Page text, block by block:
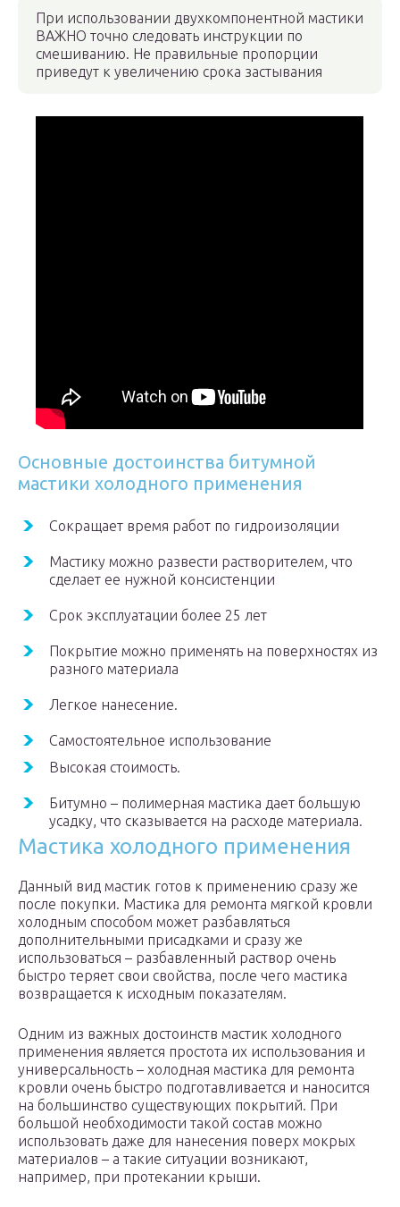
При использовании двухкомпонентной мастики
ВАЖНО точно следовать инструкции по
смешиванию. Не правильные пропорции
приведут к увеличению срока застывания
Основные достоинства битумной
мастики холодного применения
Сокращает время работ по гидроизоляции
Мастику можно развести растворителем, что
сделает ее нужной консистенции
Срок эксплуатации более 25 лет
Покрытие можно применять на поверхностях из
разного материала
Легкое нанесение.
Самостоятельное использование
Высокая стоимость.
Битумно – полимерная мастика дает большую
усадку, что сказывается на расходе материала.
Мастика холодного применения
Данный вид мастик готов к применению сразу же
после покупки. Мастика для ремонта мягкой кровли
холодным способом может разбавляться
дополнительными присадками и сразу же
использоваться – разбавленный раствор очень
быстро теряет свои свойства, после чего мастика
возвращается к исходным показателям.
Одним из важных достоинств мастик холодного
применения является простота их использования и
универсальность – холодная мастика для ремонта
кровли очень быстро подготавливается и наносится
на большинство существующих покрытий. При
большой необходимости такой состав можно
использовать даже для нанесения поверх мокрых
материалов – а такие ситуации возникают,
например, при протекании крыши.